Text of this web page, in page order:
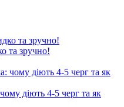
та зручно!
діють 4-5 черг та як